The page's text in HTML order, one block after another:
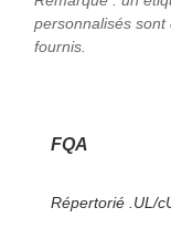
personnalisés sont
fournis.
FQA
Répertorié .UL/